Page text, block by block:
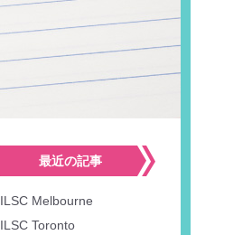
最近の記事
ILSC Melbourne
ILSC Toronto